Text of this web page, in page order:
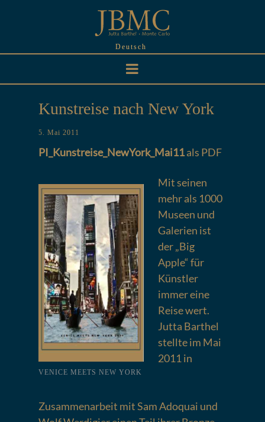
Deutsch
Kunstreise nach New York
5. Mai 2011
PI_Kunstreise_NewYork_Mai11als PDF
VENICE MEETS NEW YORK
Mit seinen
mehr als 1000
Museen und
Galerien ist
der „Big
Apple“ für
Künstler
immer eine
Reise wert.
Jutta Barthel
stellte im Mai
2011 in
Zusammenarbeit mit Sam Adoquai und